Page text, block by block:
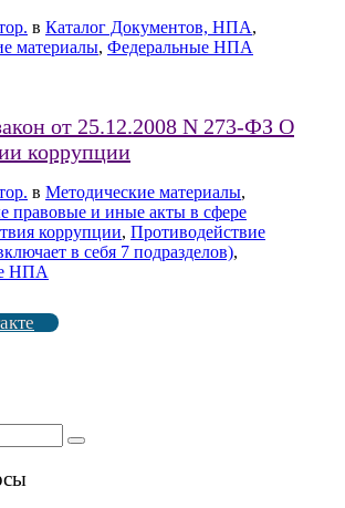
в Каталог Документов, НПА,
материалы, Федеральные НПА
от 25.12.2008 N 273-ФЗ О
коррупции
в Методические материалы,
правовые и иные акты в сфере
коррупции, Противодействие
в себя 7 подразделов),
НПА